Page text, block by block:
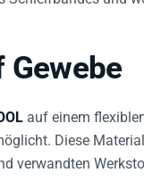
auf einem
Diese
verwandten